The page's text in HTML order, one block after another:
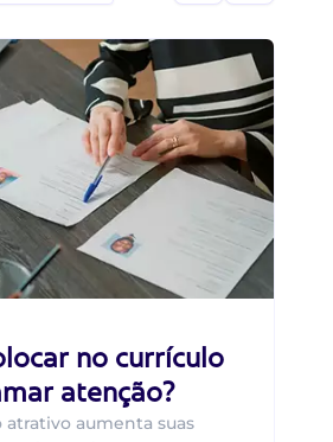
no currículo
atenção?
atrativo aumenta suas